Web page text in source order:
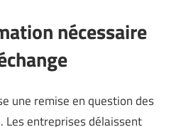
nécessaire
une remise en question des
Les entreprises délaissent